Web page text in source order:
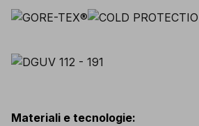
Materiali e tecnologie: